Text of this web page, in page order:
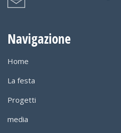
Navigazione
Home
La festa
Progetti
media